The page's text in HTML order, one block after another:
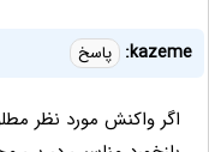
kazeme: پاسخ
اگر واکنش مورد نظر